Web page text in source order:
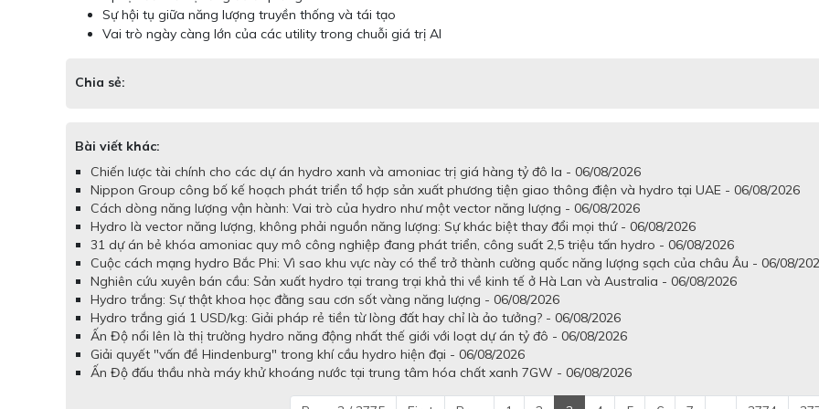
Sự hội tụ giữa năng lượng truyền thống và tái tạo
Vai trò ngày càng lớn của các utility trong chuỗi giá trị AI
Chia sẻ:
Bài viết khác:
Chiến lược tài chính cho các dự án hydro xanh và amoniac trị giá hàng tỷ đô la - 06/08/2026
Nippon Group công bố kế hoạch phát triển tổ hợp sản xuất phương tiện giao thông điện và hydro tại UAE - 06/08/2026
Cách dòng năng lượng vận hành: Vai trò của hydro như một vector năng lượng - 06/08/2026
Hydro là vector năng lượng, không phải nguồn năng lượng: Sự khác biệt thay đổi mọi thứ - 06/08/2026
31 dự án bẻ khóa amoniac quy mô công nghiệp đang phát triển, công suất 2,5 triệu tấn hydro - 06/08/2026
Cuộc cách mạng hydro Bắc Phi: Vì sao khu vực này có thể trở thành cường quốc năng lượng sạch của châu Âu - 06/08/
Nghiên cứu xuyên bán cầu: Sản xuất hydro tại trang trại khả thi về kinh tế ở Hà Lan và Australia - 06/08/2026
Hydro trắng: Sự thật khoa học đằng sau cơn sốt vàng năng lượng - 06/08/2026
Hydro trắng giá 1 USD/kg: Giải pháp rẻ tiền từ lòng đất hay chỉ là ảo tưởng? - 06/08/2026
Ấn Độ nổi lên là thị trường hydro năng động nhất thế giới với loạt dự án tỷ đô - 06/08/2026
Giải quyết "vấn đề Hindenburg" trong khí cầu hydro hiện đại - 06/08/2026
Ấn Độ đấu thầu nhà máy khử khoáng nước tại trung tâm hóa chất xanh 7GW - 06/08/2026